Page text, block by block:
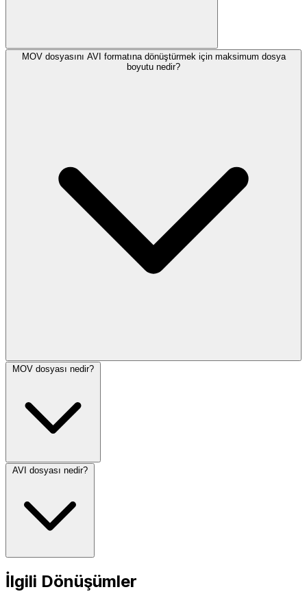
MOV dosyasını AVI formatına dönüştürmek için maksimum dosya
boyutu nedir?
MOV dosyası nedir?
AVI dosyası nedir?
İlgili Dönüşümler